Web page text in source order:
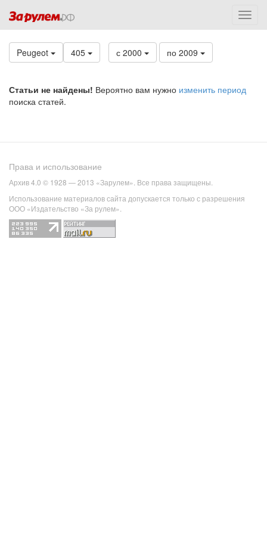
Peugeot 405 с 2000 по 2009
Статьи не найдены! Вероятно вам нужно изменить период
поиска статей.
Права и использование
Архив 4.0 © 1928 — 2013 «Зарулем». Все права защищены.
Использование материалов сайта допускается только с разрешения
ООО «Издательство «За рулем».